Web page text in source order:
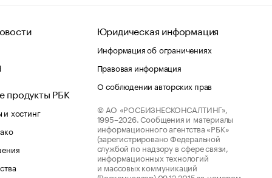
продукты РБК
хостинг
Юридическая информация
Информация об ограничениях
Правовая информация
О соблюдении авторских прав
© АО «РОСБИЗНЕСКОНСАЛТИНГ»,
1995–2026. Сообщения и материалы
информационного агентства «РБК»
(зарегистрировано Федеральной
службой по надзору в сфере связи,
информационных технологий
и массовых коммуникаций